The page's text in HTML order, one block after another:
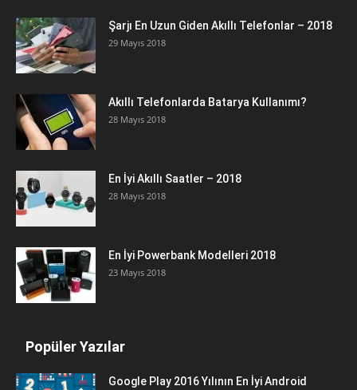
Şarjı En Uzun Giden Akıllı Telefonlar – 2018
29 Mayıs 2018
Akıllı Telefonlarda Batarya Kullanımı?
28 Mayıs 2018
En İyi Akıllı Saatler – 2018
28 Mayıs 2018
En İyi Powerbank Modelleri 2018
23 Mayıs 2018
Popüler Yazılar
Google Play 2016 Yılının En İyi Android